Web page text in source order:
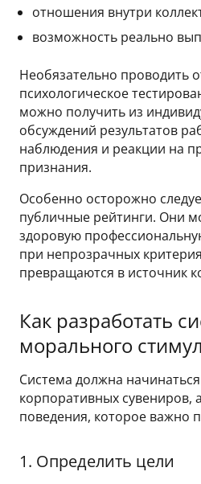
отношения внутри
возможность реально
Необязательно проводить
психологическое
можно получить из
обсуждений результатов
наблюдения и реакции на
признания.
Особенно осторожно
публичные рейтинги. Они
здоровую
при непрозрачных
превращаются в источник
Как разработать
морального
Система должна
корпоративных сувениров,
поведения, которое важно
1. Определить цели